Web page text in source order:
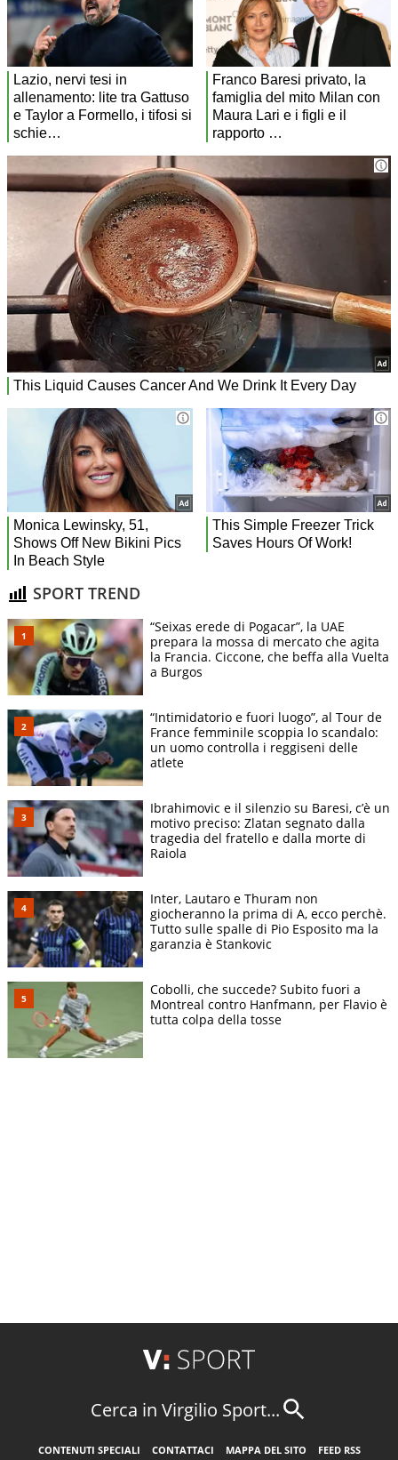
SPORT TREND
“Seixas erede di Pogacar”, la UAE
prepara la mossa di mercato che agita
la Francia. Ciccone, che beffa alla Vuelta
a Burgos
“Intimidatorio e fuori luogo”, al Tour de
France femminile scoppia lo scandalo:
un uomo controlla i reggiseni delle
atlete
Ibrahimovic e il silenzio su Baresi, c’è un
motivo preciso: Zlatan segnato dalla
tragedia del fratello e dalla morte di
Raiola
Inter, Lautaro e Thuram non
giocheranno la prima di A, ecco perchè.
Tutto sulle spalle di Pio Esposito ma la
garanzia è Stankovic
Cobolli, che succede? Subito fuori a
Montreal contro Hanfmann, per Flavio è
tutta colpa della tosse
Cerca in Virgilio Sport...
CONTENUTI SPECIALI CONTATTACI MAPPA DEL SITO FEED RSS